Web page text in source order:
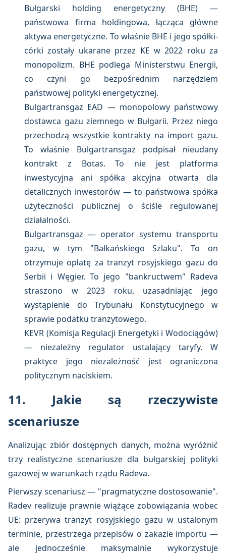
Bułgarski holding energetyczny (BHE) —
państwowa firma holdingowa, łącząca główne
aktywa energetyczne. To właśnie BHE i jego spółki-
córki zostały ukarane przez KE w 2022 roku za
monopolizm. BHE podlega Ministerstwu Energii,
co czyni go bezpośrednim narzędziem
państwowej polityki energetycznej.
Bulgartransgaz EAD — monopolowy państwowy
dostawca gazu ziemnego w Bułgarii. Przez niego
przechodzą wszystkie kontrakty na import gazu.
To właśnie Bulgartransgaz podpisał nieudany
kontrakt z Botas. To nie jest platforma
inwestycyjna ani spółka akcyjna otwarta dla
detalicznych inwestorów — to państwowa spółka
użyteczności publicznej o ściśle regulowanej
działalności.
Bulgartransgaz — operator systemu transportu
gazu, w tym "Bałkańskiego Szlaku". To on
otrzymuje opłatę za tranzyt rosyjskiego gazu do
Serbii i Węgier. To jego "bankructwem" Radeva
straszono w 2023 roku, uzasadniając jego
wystąpienie do Trybunału Konstytucyjnego w
sprawie podatku tranzytowego.
KEVR (Komisja Regulacji Energetyki i Wodociągów)
— niezależny regulator ustalający taryfy. W
praktyce jego niezależność jest ograniczona
politycznym naciskiem.
11. Jakie są rzeczywiste
scenariusze
Analizując zbiór dostępnych danych, można wyróżnić
trzy realistyczne scenariusze dla bułgarskiej polityki
gazowej w warunkach rządu Radeva.
Pierwszy scenariusz — "pragmatyczne dostosowanie".
Radev realizuje prawnie wiążące zobowiązania wobec
UE: przerywa tranzyt rosyjskiego gazu w ustalonym
terminie, przestrzega przepisów o zakazie importu —
ale jednocześnie maksymalnie wykorzystuje